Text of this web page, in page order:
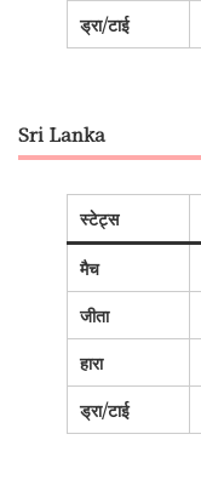
ड्रा/टाई
Sri Lanka
स्टेट्स
मैच
जीता
हारा
ड्रा/टाई